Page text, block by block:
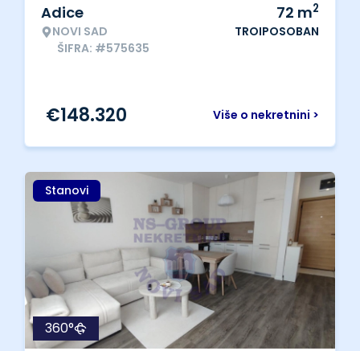
Adice
NOVI SAD
ŠIFRA: #575635
72 m2
TROIPOSOBAN
Više o nekretnini >
€148.320
Stanovi
360°